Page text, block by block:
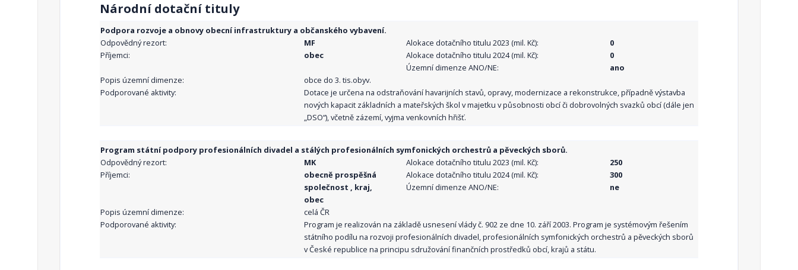
Národní dotační tituly
Podpora rozvoje a obnovy obecní infrastruktury a občanského vybavení.
Odpovědný rezort:
MF
Příjemci:
obec
Alokace dotačního titulu 2023 (mil. Kč):
0
Alokace dotačního titulu 2024 (mil. Kč):
0
Územní dimenze ANO/NE:
ano
Popis územní dimenze:
obce do 3. tis.obyv.
Podporované aktivity:
Dotace je určena na odstraňování havarijních stavů, opravy, modernizace a rekonstrukce, případně výstavba
nových kapacit základních a mateřských škol v majetku v působnosti obcí či dobrovolných svazků obcí (dále jen
„DSO“), včetně zázemí, vyjma venkovních hřišť.
Program státní podpory profesionálních divadel a stálých profesionálních symfonických orchestrů a pěveckých sborů.
Odpovědný rezort:
MK
Příjemci:
obecně prospěšná
společnost , kraj,
obec
Alokace dotačního titulu 2023 (mil. Kč):
250
Alokace dotačního titulu 2024 (mil. Kč):
300
Územní dimenze ANO/NE:
ne
Popis územní dimenze:
celá ČR
Podporované aktivity:
Program je realizován na základě usnesení vlády č. 902 ze dne 10. září 2003. Program je systémovým řešením
státního podílu na rozvoji profesionálních divadel, profesionálních symfonických orchestrů a pěveckých sborů
v České republice na principu sdružování finančních prostředků obcí, krajů a státu.